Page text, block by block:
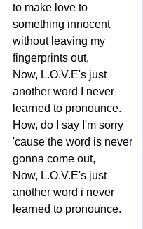
to make love to
something innocent
without leaving my
fingerprints out,
Now, L.O.V.E's just
another word
never
learned to pronounce.
How, do say I'm sorry
'cause the word is never
gonna come out,
Now, L.O.V.E's just
another word i never
learned to pronounce.